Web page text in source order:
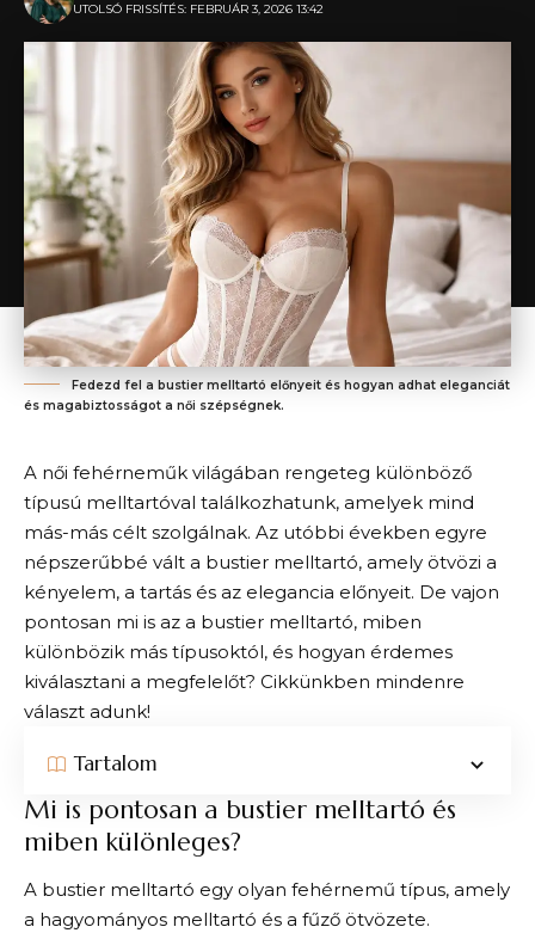
UTOLSÓ FRISSÍTÉS: FEBRUÁR 3, 2026 13:42
Fedezd fel a bustier melltartó előnyeit és hogyan adhat eleganciát
és magabiztosságot a női szépségnek.
A női fehérneműk világában rengeteg különböző
típusú melltartóval találkozhatunk, amelyek mind
más-más célt szolgálnak. Az utóbbi években egyre
népszerűbbé vált a bustier melltartó, amely ötvözi a
kényelem, a tartás és az elegancia előnyeit. De vajon
pontosan mi is az a bustier melltartó, miben
különbözik más típusoktól, és hogyan érdemes
kiválasztani a megfelelőt? Cikkünkben mindenre
választ adunk!
Tartalom
Mi is pontosan a bustier melltartó és
miben különleges?
A bustier melltartó egy olyan fehérnemű típus, amely
a hagyományos melltartó és a fűző ötvözete.